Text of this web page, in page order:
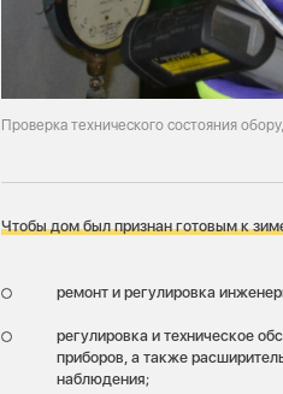
Проверка технического состояния
Чтобы дом был признан готовым к
ремонт и регулировка
регулировка и техническое
приборов, а также
наблюдения;